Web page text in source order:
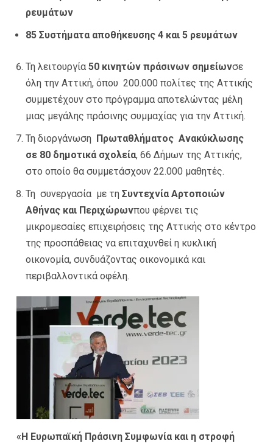
ρευμάτων
85 Συστήματα αποθήκευσης 4 και 5 ρευμάτων
Τη λειτουργία 50 κινητών πράσινων σημείωνσε
όλη την Αττική, όπου 200.000 πολίτες της Αττικής
συμμετέχουν στο πρόγραμμα αποτελώντας μέλη
μιας μεγάλης πράσινης συμμαχίας για την Αττική.
Τη διοργάνωση Πρωταθλήματος Ανακύκλωσης
σε 80 δημοτικά σχολεία, 66 Δήμων της Αττικής,
στο οποίο θα συμμετάσχουν 22.000 μαθητές.
Τη συνεργασία με τη Συντεχνία Αρτοποιών
Αθήνας και Περιχώρωνπου φέρνει τις
μικρομεσαίες επιχειρήσεις της Αττικής στο κέντρο
της προσπάθειας να επιταχυνθεί η κυκλική
οικονομία, συνδυάζοντας οικονομικά και
περιβαλλοντικά οφέλη.
«Η Ευρωπαϊκή Πράσινη Συμφωνία και η στροφή